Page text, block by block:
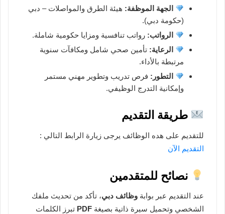
الجهة الموظفة: هيئة الطرق والمواصلات – دبي
(حكومة دبي).
الرواتب: رواتب تنافسية ومزايا حكومية شاملة.
الرعاية: تأمين صحي شامل ومكافآت سنوية
مرتبطة بالأداء.
التطور: فرص تدريب وتطوير مهني مستمر
وإمكانية التدرج الوظيفي.
طريقة التقديم
للتقديم على هده الوظائف يرجى زيارة الرابط التالي :
التقديم الآن
نصائح للمتقدمين
عند التقديم عبر بوابة وظائف دبي، تأكد من تحديث ملفك
الشخصي وتحميل سيرة ذاتية بصيغة PDF تبرز الكلمات